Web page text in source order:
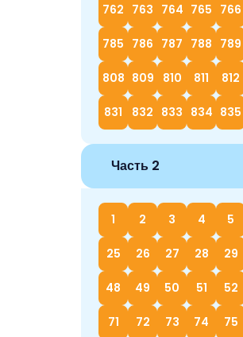
762 763 764 765 766
785 786 787 788 789
808 809 810 811 812
831 832 833 834 835
Часть 2
1 2 3 4 5
25 26 27 28 29
48 49 50 51 52
71 72 73 74 75